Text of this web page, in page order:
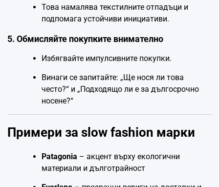
Това намалява текстилните отпадъци и
подпомага устойчиви инициативи.
5. Обмисляйте покупките внимателно
Избягвайте импулсивните покупки.
Винаги се запитайте: „Ще нося ли това
често?“ и „Подходящо ли е за дългосрочно
носене?“
Примери за slow fashion марки
Patagonia – акцент върху екологични
материали и дълготрайност